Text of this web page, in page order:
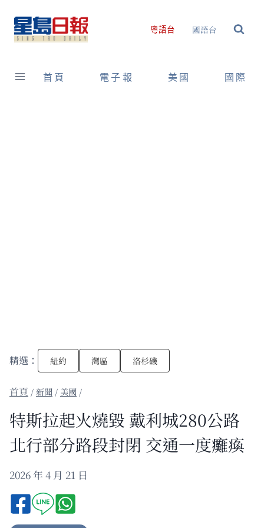
content
粵語台 國語台
首頁 電子報 美國 國際
精選： 紐約 灣區 洛杉磯
/新聞 / 美國 /
特斯拉起火燒毀 戴利城280公路
北行部分路段封閉 交通一度癱瘓
2026 年 4 月 21 日